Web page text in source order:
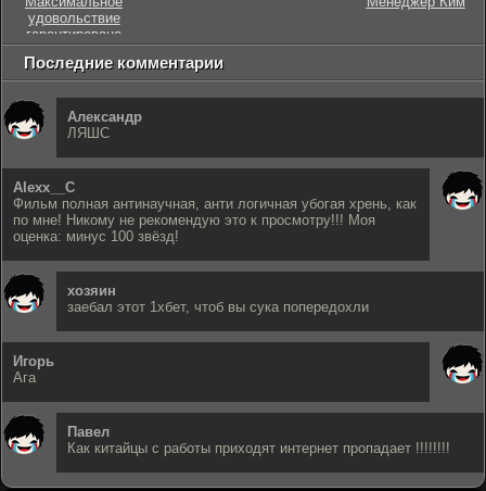
удовольствие
гарантировано
Последние комментарии
Александр
ЛЯШС
Alexx__C
Фильм полная антинаучная, анти логичная убогая хрень, как
по мне! Никому не рекомендую это к просмотру!!! Моя
оценка: минус 100 звёзд!
хозяин
заебал этот 1хбет, чтоб вы сука попередохли
Игорь
Ага
Павел
Как китайцы с работы приходят интернет пропадает !!!!!!!!